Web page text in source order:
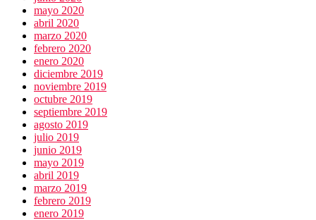
mayo 2020
abril 2020
marzo 2020
febrero 2020
enero 2020
diciembre 2019
noviembre 2019
octubre 2019
septiembre 2019
agosto 2019
julio 2019
junio 2019
mayo 2019
abril 2019
marzo 2019
febrero 2019
enero 2019